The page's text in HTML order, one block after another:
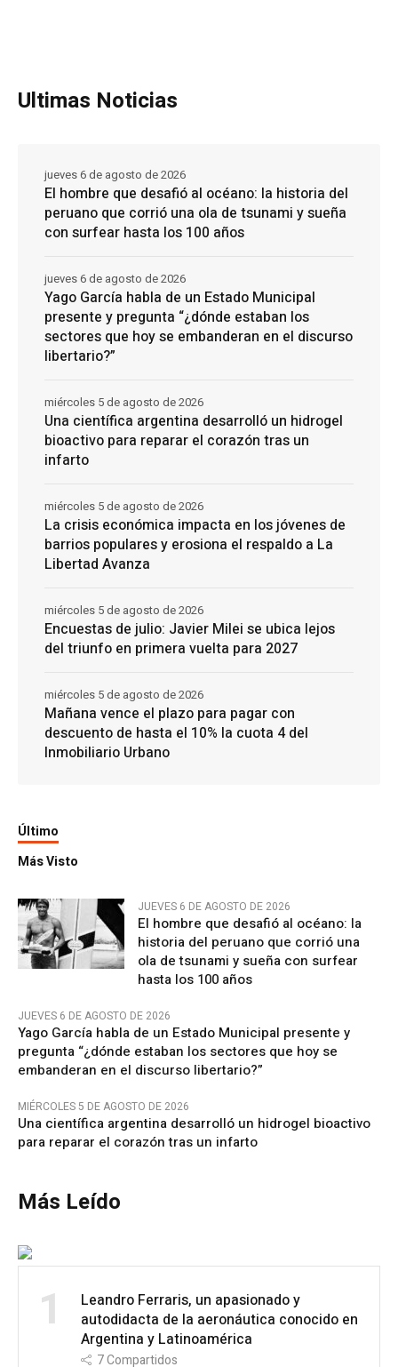
Ultimas Noticias
El hombre que desafió al océano: la historia del
peruano que corrió una ola de tsunami y sueña
con surfear hasta los 100 años
jueves 6 de agosto de 2026
Yago García habla de un Estado Municipal
presente y pregunta “¿dónde estaban los
sectores que hoy se embanderan en el discurso
libertario?”
jueves 6 de agosto de 2026
Una científica argentina desarrolló un hidrogel
bioactivo para reparar el corazón tras un
infarto
miércoles 5 de agosto de 2026
La crisis económica impacta en los jóvenes de
barrios populares y erosiona el respaldo a La
Libertad Avanza
miércoles 5 de agosto de 2026
Encuestas de julio: Javier Milei se ubica lejos
del triunfo en primera vuelta para 2027
miércoles 5 de agosto de 2026
Mañana vence el plazo para pagar con
descuento de hasta el 10% la cuota 4 del
Inmobiliario Urbano
miércoles 5 de agosto de 2026
Último
Más Visto
JUEVES 6 DE AGOSTO DE 2026
El hombre que desafió al océano: la
historia del peruano que corrió una
ola de tsunami y sueña con surfear
hasta los 100 años
JUEVES 6 DE AGOSTO DE 2026
Yago García habla de un Estado Municipal presente y
pregunta “¿dónde estaban los sectores que hoy se
embanderan en el discurso libertario?”
MIÉRCOLES 5 DE AGOSTO DE 2026
Una científica argentina desarrolló un hidrogel bioactivo
para reparar el corazón tras un infarto
Más Leído
1
Leandro Ferraris, un apasionado y
autodidacta de la aeronáutica conocido en
Argentina y Latinoamérica
7Compartidos